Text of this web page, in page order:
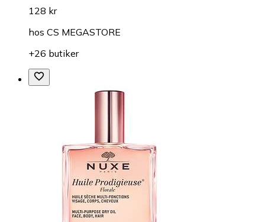
128 kr
hos CS MEGASTORE
+26 butiker